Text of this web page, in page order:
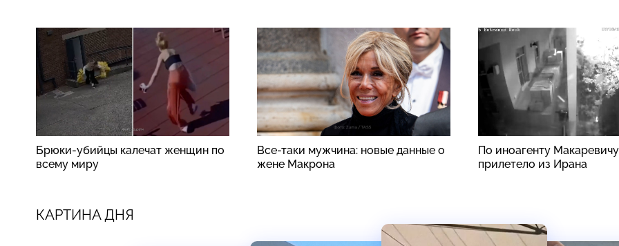
Брюки-убийцы калечат женщин по
всему миру
Все-таки мужчина: новые данные о
жене Макрона
По иноагенту Макаревичу
прилетело из Ирана
КАРТИНА ДНЯ